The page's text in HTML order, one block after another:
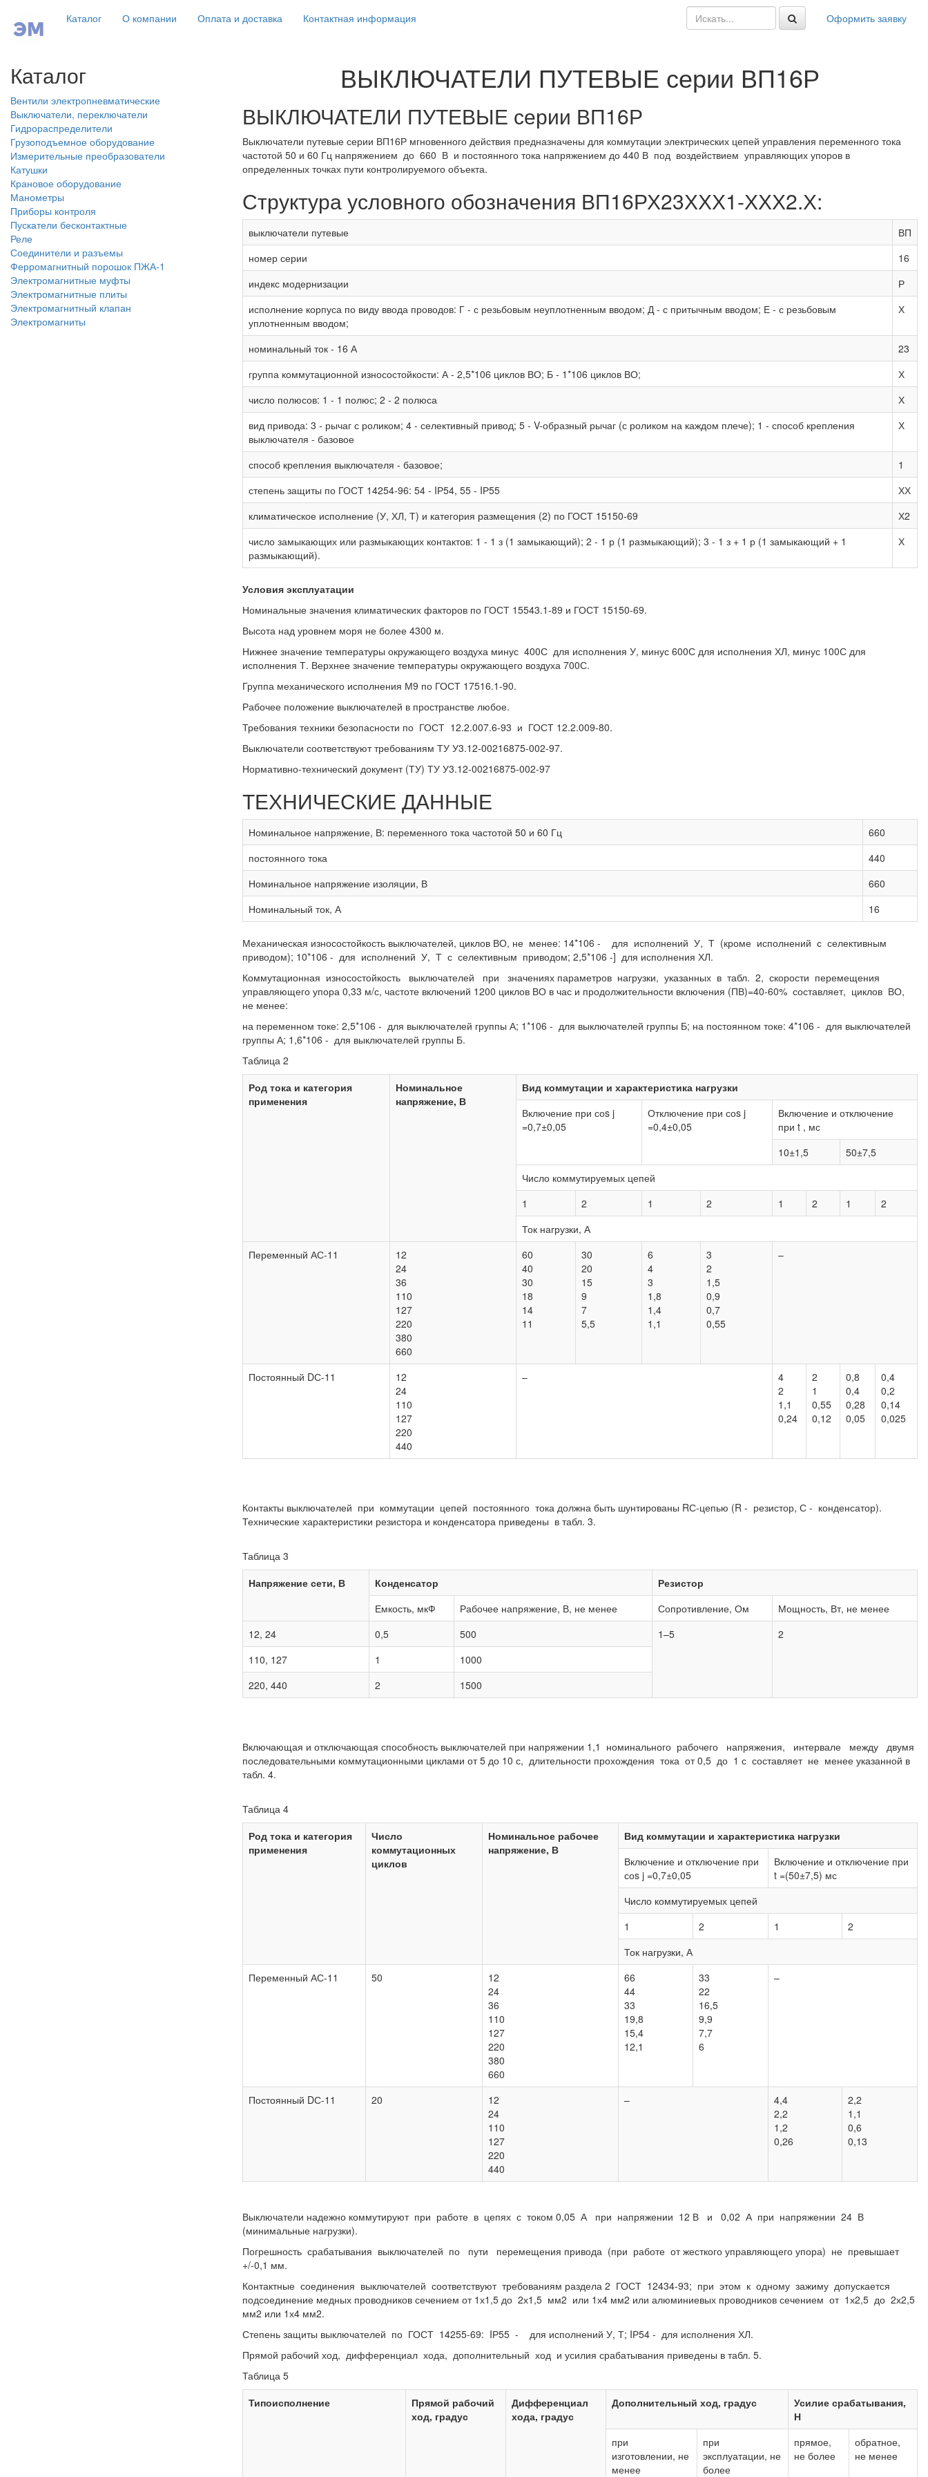
Каталог О компании Оплата и доставка Контактная информация Оформить заявку
Каталог
Вентили электропневматические
Выключатели, переключатели
Гидрораспределители
Грузоподъемное оборудование
Измерительные преобразователи
Катушки
Крановое оборудование
Манометры
Приборы контроля
Пускатели бесконтактные
Реле
Соединители и разъемы
Ферромагнитный порошок ПЖА-1
Электромагнитные муфты
Электромагнитные плиты
Электромагнитный клапан
Электромагниты
ВЫКЛЮЧАТЕЛИ ПУТЕВЫЕ серии ВП16Р
ВЫКЛЮЧАТЕЛИ ПУТЕВЫЕ серии ВП16Р
Выключатели путевые серии ВП16Р мгновенного действия предназначены для коммутации электрических цепей управления переменного тока
частотой 50 и 60 Гц напряжением до 660 В и постоянного тока напряжением до 440 В под воздействием управляющих упоров в
определенных точках пути контролируемого объекта.
Структура условного обозначения ВП16РХ23ХХХ1-ХХХ2.Х:
выключатели путевые
ВП
номер серии
16
индекс модернизации
Р
исполнение корпуса по виду ввода проводов: Г - с резьбовым неуплотненным вводом; Д - с притычным вводом; Е - с резьбовым
уплотненным вводом;
Х
номинальный ток - 16 А
23
группа коммутационной износостойкости: А - 2,5*106 циклов ВО; Б - 1*106 циклов ВО;
Х
число полюсов: 1 - 1 полюс; 2 - 2 полюса
Х
вид привода: 3 - рычаг с роликом; 4 - селективный привод; 5 - V-образный рычаг (с роликом на каждом плече); 1 - способ крепления
выключателя - базовое
Х
способ крепления выключателя - базовое;
1
степень защиты по ГОСТ 14254-96: 54 - IР54, 55 - IР55
ХХ
климатическое исполнение (У, ХЛ, Т) и категория размещения (2) по ГОСТ 15150-69
Х2
число замыкающих или размыкающих контактов: 1 - 1 з (1 замыкающий); 2 - 1 р (1 размыкающий); 3 - 1 з + 1 р (1 замыкающий + 1
размыкающий).
Х
Условия эксплуатации
Номинальные значения климатических факторов по ГОСТ 15543.1-89 и ГОСТ 15150-69.
Высота над уровнем моря не более 4300 м.
Нижнее значение температуры окружающего воздуха минус 400С для исполнения У, минус 600С для исполнения ХЛ, минус 100С для
исполнения Т. Верхнее значение температуры окружающего воздуха 700С.
Группа механического исполнения М9 по ГОСТ 17516.1-90.
Рабочее положение выключателей в пространстве любое.
Требования техники безопасности по ГОСТ 12.2.007.6-93 и ГОСТ 12.2.009-80.
Выключатели соответствуют требованиям ТУ У3.12-00216875-002-97.
Нормативно-технический документ (ТУ) ТУ У3.12-00216875-002-97
ТЕХНИЧЕСКИЕ ДАННЫЕ
Номинальное напряжение, В: переменного тока частотой 50 и 60 Гц
660
постоянного тока
440
Номинальное напряжение изоляции, В
660
Номинальный ток, А
16
Механическая износостойкость выключателей, циклов ВО, не менее: 14*106 - для исполнений У, Т (кроме исполнений с селективным
приводом); 10*106 - для исполнений У, Т с селективным приводом; 2,5*106 -] для исполнения ХЛ.
Коммутационная износостойкость выключателей при значениях параметров нагрузки, указанных в табл. 2, скорости перемещения
управляющего упора 0,33 м/с, частоте включений 1200 циклов ВО в час и продолжительности включения (ПВ)=40-60% составляет, циклов ВО,
не менее:
на переменном токе: 2,5*106 - для выключателей группы А; 1*106 - для выключателей группы Б; на постоянном токе: 4*106 - для выключателей
группы А; 1,6*106 - для выключателей группы Б.
Таблица 2
Род тока и категория
применения
Номинальное
напряжение, В
Вид коммутации и характеристика нагрузки
Включение при соs j
=0,7±0,05
Отключение при соs j
=0,4±0,05
Включение и отключение
при t , мс
10±1,5
50±7,5
Число коммутируемых цепей
1
2 1 2 1 2 1
2
Ток нагрузки, А
Переменный АС-11
12
24
36
110
127
220
380
660
60
40
30
18
14
11
30
20
15
9
7
5,5
6
4
3
1,8
1,4
1,1
3
2
1,5
0,9
0,7
0,55
–
Постоянный DС-11
12
24
110
127
220
440
–
4
2
1,1
0,24
2
1
0,55
0,12
0,8
0,4
0,28
0,05
0,4
0,2
0,14
0,025
Контакты выключателей при коммутации цепей постоянного тока должна быть шунтированы RС-цепью (R - резистор, С - конденсатор).
Технические характеристики резистора и конденсатора приведены в табл. 3.
Таблица 3
Напряжение сети, В
Конденсатор
Резистор
Емкость, мкФ
Рабочее напряжение, В, не менее Сопротивление, Ом
Мощность, Вт, не менее
12, 24
0,5 500 1–5
2
110, 127
1
1000
220, 440
2 1500
Включающая и отключающая способность выключателей при напряжении 1,1 номинального рабочего напряжения, интервале между двумя
последовательными коммутационными циклами от 5 до 10 с, длительности прохождения тока от 0,5 до 1 с составляет не менее указанной в
табл. 4.
Таблица 4
Род тока и категория
применения
Число
коммутационных
циклов
Номинальное рабочее
напряжение, В
Вид коммутации и характеристика нагрузки
Включение и отключение при
соs j =0,7±0,05
Включение и отключение при
t =(50±7,5) мс
Число коммутируемых цепей
1
2 1
2
Ток нагрузки, А
Переменный АС-11
50
12
24
36
110
127
220
380
660
66
44
33
19,8
15,4
12,1
33
22
16,5
9,9
7,7
6
–
Постоянный DС-11 20
12
24
110
127
220
440
–
4,4
2,2
1,2
0,26
2,2
1,1
0,6
0,13
Выключатели надежно коммутируют при работе в цепях с током 0,05 А при напряжении 12 В и 0,02 А при напряжении 24 В
(минимальные нагрузки).
Погрешность срабатывания выключателей по пути перемещения привода (при работе от жесткого управляющего упора) не превышает
+/-0,1 мм.
Контактные соединения выключателей соответствуют требованиям раздела 2 ГОСТ 12434-93; при этом к одному зажиму допускается
подсоединение медных проводников сечением от 1х1,5 до 2х1,5 мм2 или 1х4 мм2 или алюминиевых проводников сечением от 1х2,5 до 2х2,5
мм2 или 1х4 мм2.
Степень защиты выключателей по ГОСТ 14255-69: IР55 - для исполнений У, Т; IР54 - для исполнения ХЛ.
Прямой рабочий ход, дифференциал хода, дополнительный ход и усилия срабатывания приведены в табл. 5.
Таблица 5
Типоисполнение
Прямой рабочий
ход, градус
Дифференциал
хода, градус
Дополнительный ход, градус
Усилие срабатывания,
Н
при
изготовлении, не
менее
при
эксплуатации, не
более
прямое,
не более
обратное,
не менее